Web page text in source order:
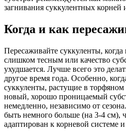
загнивания суккулентных корней
Когда и как
Пересаживайте суккуленты,
слишком тесным или качество
ухудшается. Лучше всего это
другое время года. Особенно,
суккуленты, растущие в торфяном
новый, хорошо проницаемый
немедленно, независимо от
быть немного больше (на 3-4 см),
адаптирован к корневой системе